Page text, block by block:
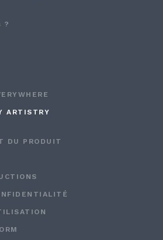
?
ARTISTRY
DU PRODUIT